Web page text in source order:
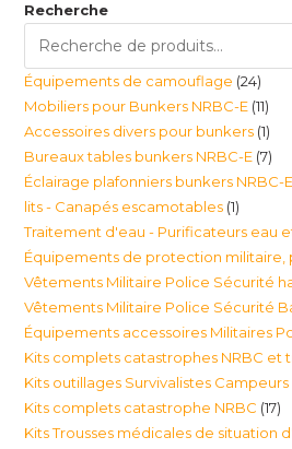
Recherche
Équipements de camouflage 2424
Mobiliers pour Bunkers NRBC-E 1111
Accessoires divers pour bunkers 11
Bureaux tables bunkers NRBC-E 77
Éclairage plafonniers bunkers NRBC-E
lits - Canapés escamotables 11
produit
Traitement d'eau - Purificateurs eau
Équipements de protection militaire,
Vêtements Militaire Police Sécurité
Vêtements Militaire Police Sécurité
Équipements accessoires Militaires
Kits complets catastrophes NRBC et
Kits outillages Survivalistes
Kits complets catastrophe NRBC 1717
Kits Trousses médicales de situation